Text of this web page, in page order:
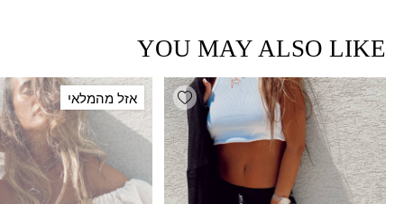
YOU MAY ALSO LIKE
Add wishlistאזל מהמלאי